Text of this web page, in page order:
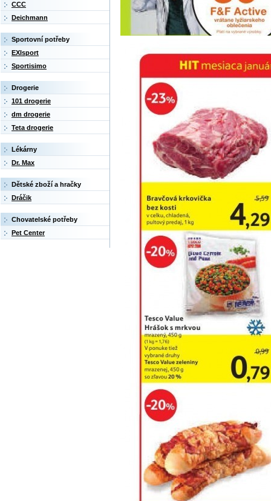
CCC
Deichmann
Sportovní potřeby
EXIsport
Sportisimo
Drogerie
101 drogerie
dm drogerie
Teta drogerie
Lékárny
Dr. Max
Dětské zboží a hračky
Dráčik
Chovatelské potřeby
Pet Center